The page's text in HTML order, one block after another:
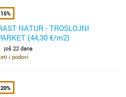
NATUR - TROSLOJNI
(44,30 €/m2)
još 22 dana
i podovi